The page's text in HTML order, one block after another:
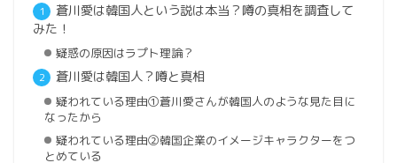
蒼川愛は韓国人という説は本当？噂の真相を調査して
みた！
疑惑の原因はラプト理論？
蒼川愛は韓国人？噂と真相
疑われている理由①蒼川愛さんが韓国人のような見た目に
なったから
疑われている理由②韓国企業のイメージキャラクターをつ
とめている